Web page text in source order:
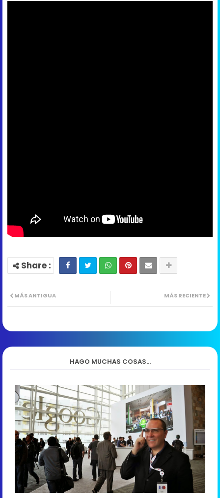
MÁS RECIENTE
MÁS ANTIGUA
HAGO MUCHAS COSAS...